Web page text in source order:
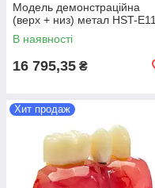
Модель демонстраційна
(верх + низ) метал HST-E11
В наявності
16 795,35 ₴
Хит продаж